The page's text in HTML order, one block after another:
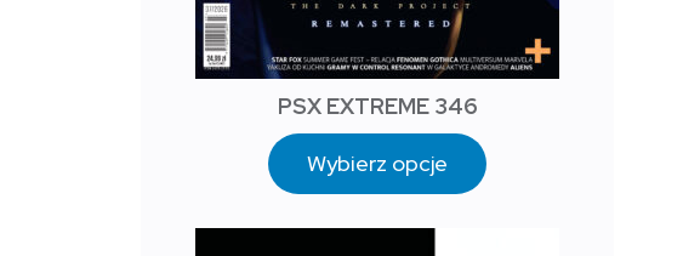
PSX EXTREME 346
Wybierz opcje